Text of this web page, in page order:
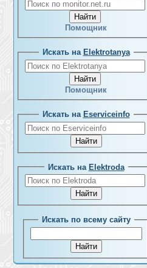
Помощник
Искать на Elektrotanya
Помощник
Искать на Eserviceinfo
Искать на Elektroda
Искать по всему сайту